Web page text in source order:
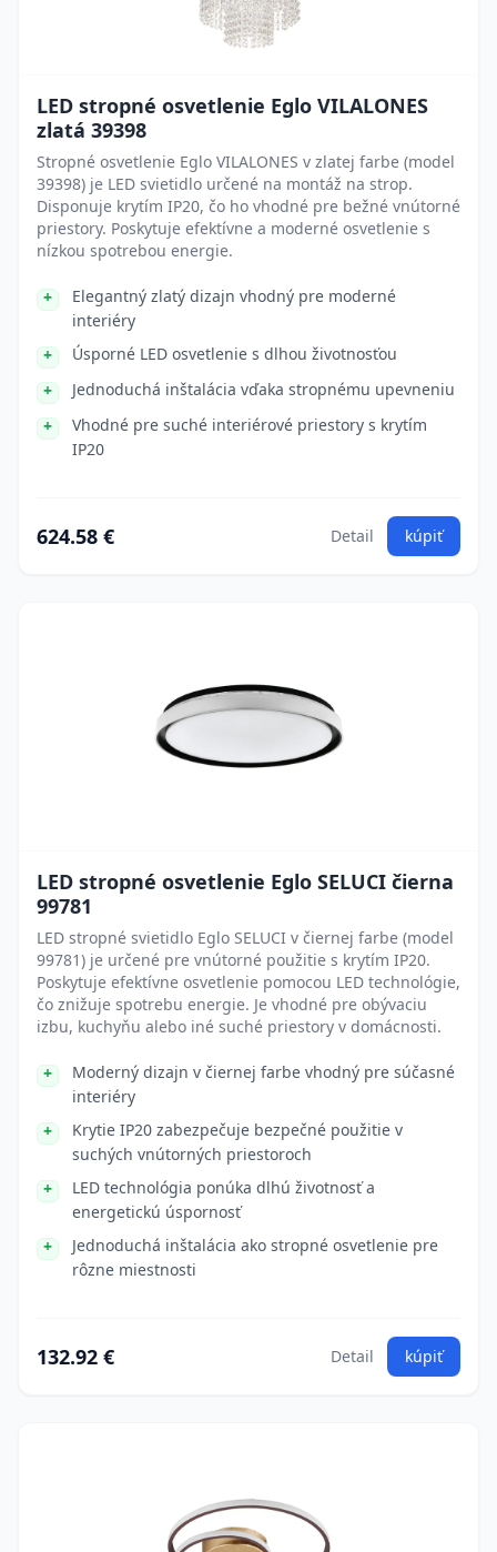
LED stropné osvetlenie Eglo VILALONES
zlatá 39398
Stropné osvetlenie Eglo VILALONES v zlatej farbe (model
39398) je LED svietidlo určené na montáž na strop.
Disponuje krytím IP20, čo ho vhodné pre bežné vnútorné
priestory. Poskytuje efektívne a moderné osvetlenie s
nízkou spotrebou energie.
Elegantný zlatý dizajn vhodný pre moderné
interiéry
Úsporné LED osvetlenie s dlhou životnosťou
Jednoduchá inštalácia vďaka stropnému upevneniu
Vhodné pre suché interiérové priestory s krytím
IP20
624.58 € Detail kúpiť
LED stropné osvetlenie Eglo SELUCI čierna
99781
LED stropné svietidlo Eglo SELUCI v čiernej farbe (model
99781) je určené pre vnútorné použitie s krytím IP20.
Poskytuje efektívne osvetlenie pomocou LED technológie,
čo znižuje spotrebu energie. Je vhodné pre obývaciu
izbu, kuchyňu alebo iné suché priestory v domácnosti.
Moderný dizajn v čiernej farbe vhodný pre súčasné
interiéry
Krytie IP20 zabezpečuje bezpečné použitie v
suchých vnútorných priestoroch
LED technológia ponúka dlhú životnosť a
energetickú úspornosť
Jednoduchá inštalácia ako stropné osvetlenie pre
rôzne miestnosti
132.92 € Detail kúpiť